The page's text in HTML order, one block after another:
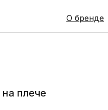
О бренде
О бренде
плече